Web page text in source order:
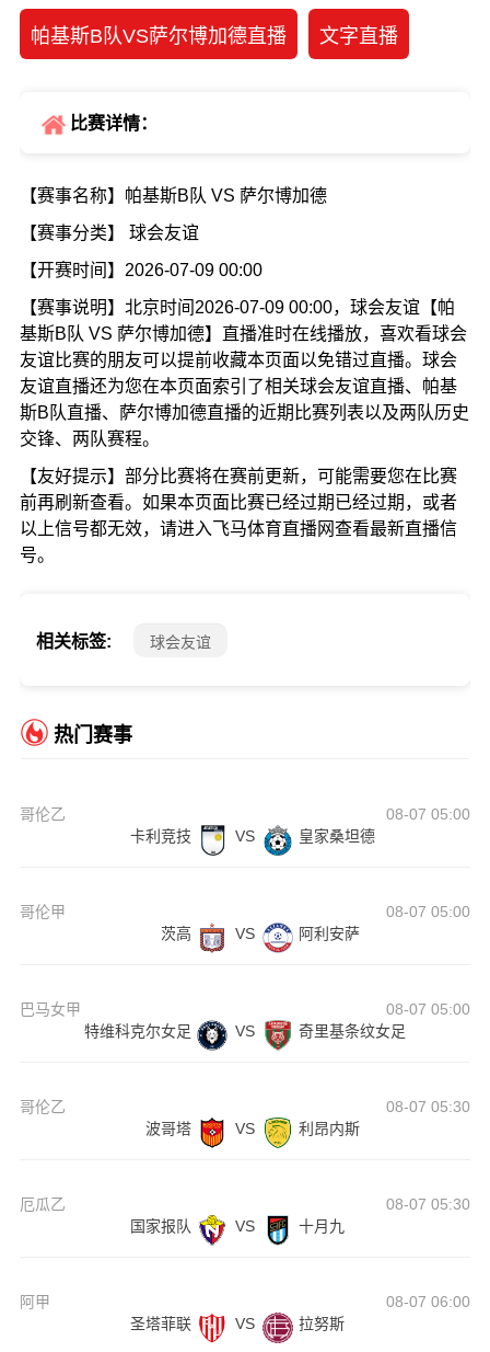
帕基斯B队VS萨尔博加德直播 文字直播
比赛详情：
【赛事名称】帕基斯B队 VS 萨尔博加德
【赛事分类】 球会友谊
【开赛时间】2026-07-09 00:00
【赛事说明】北京时间2026-07-09 00:00，球会友谊【帕
基斯B队 VS 萨尔博加德】直播准时在线播放，喜欢看球会
友谊比赛的朋友可以提前收藏本页面以免错过直播。球会
友谊直播还为您在本页面索引了相关球会友谊直播、帕基
斯B队直播、萨尔博加德直播的近期比赛列表以及两队历史
交锋、两队赛程。
【友好提示】部分比赛将在赛前更新，可能需要您在比赛
前再刷新查看。如果本页面比赛已经过期已经过期，或者
以上信号都无效，请进入飞马体育直播网查看最新直播信
号。
相关标签: 球会友谊
热门赛事
哥伦乙
08-07 05:00
卡利竞技
VS 皇家桑坦德
哥伦甲
08-07 05:00
茨高
VS 阿利安萨
巴马女甲
08-07 05:00
特维科克尔女足
VS 奇里基条纹女足
哥伦乙
08-07 05:30
波哥塔
VS 利昂内斯
厄瓜乙
08-07 05:30
国家报队
VS 十月九
阿甲
08-07 06:00
圣塔菲联
VS 拉努斯